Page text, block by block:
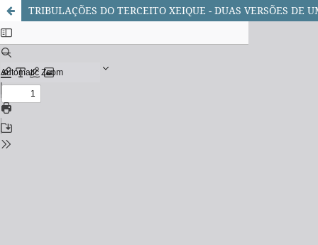
TRIBULAÇÕES DO TERCEITO XEIQUE - DUAS VERSÕES DE